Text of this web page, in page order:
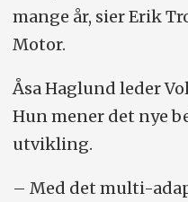
mange år, sier Erik
Motor.
Åsa Haglund leder
Hun mener det nye
utvikling.
– Med det multi-